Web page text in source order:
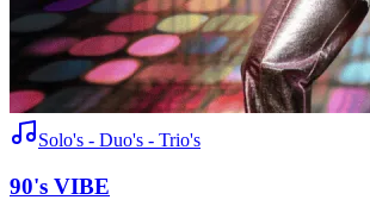
Solo's - Duo's - Trio's
90's VIBE